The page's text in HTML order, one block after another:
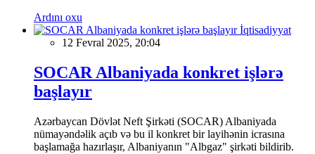
Ardını oxu
İqtisadiyyat
12 Fevral 2025, 20:04
SOCAR Albaniyada konkret işlərə
başlayır
Azərbaycan Dövlət Neft Şirkəti (SOCAR) Albaniyada
nümayəndəlik açıb və bu il konkret bir layihənin icrasına
başlamağa hazırlaşır, Albaniyanın "Albgaz" şirkəti bildirib.